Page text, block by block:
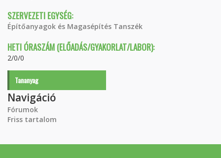
SZERVEZETI EGYSÉG:
Építőanyagok és Magasépítés Tanszék
HETI ÓRASZÁM (ELŐADÁS/GYAKORLAT/LABOR):
2/0/0
Tananyag
Navigáció
Fórumok
Friss tartalom